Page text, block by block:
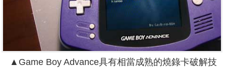
▲Game Boy Advance具有相當成熟的燒錄卡破解技